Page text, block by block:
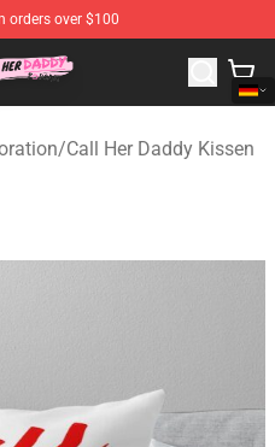
orders over $100
Call Her Daddy
/Call Her Daddy Kissen